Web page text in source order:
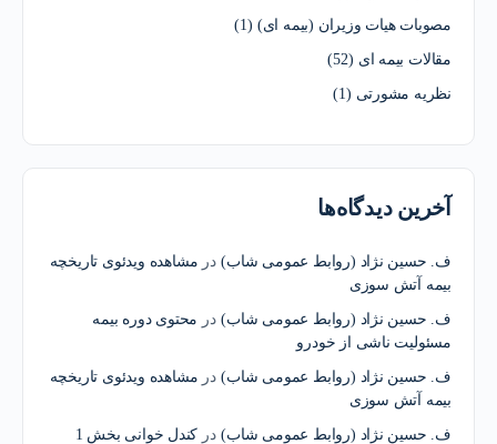
مصوبات هیات وزیران (بیمه ای) (1)
مقالات بیمه ای (52)
نظریه مشورتی (1)
آخرین دیدگاه‌ها
ف. حسین نژاد (روابط عمومی شاب)در مشاهده ویدئوی تاریخچه
بیمه آتش سوزی
ف. حسین نژاد (روابط عمومی شاب)در محتوی دوره بیمه
مسئولیت ناشی از خودرو
ف. حسین نژاد (روابط عمومی شاب)در مشاهده ویدئوی تاریخچه
بیمه آتش سوزی
ف. حسین نژاد (روابط عمومی شاب)در کندل خوانی بخش 1